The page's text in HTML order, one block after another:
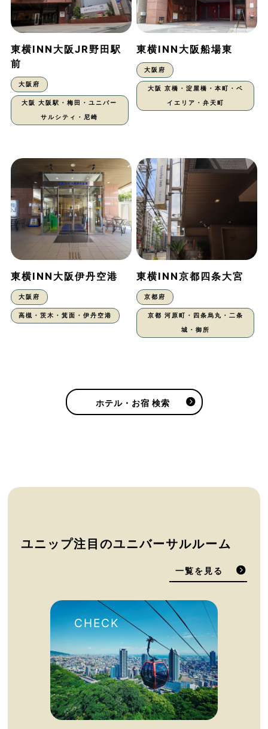
東横INN大阪JR野田駅
前
大阪府
大阪 大阪駅・梅田・ユニバー
サルシティ・尼崎
東横INN大阪船場東
大阪府
大阪 京橋・淀屋橋・本町・ベ
イエリア・弁天町
東横INN大阪伊丹空港
大阪府
高槻・茨木・箕面・伊丹空港
東横INN京都四条大宮
京都府
京都 河原町・四条烏丸・二条
城・御所
ホテル・お宿 検索
ユニップ注目のユニバーサルルーム
一覧を見る